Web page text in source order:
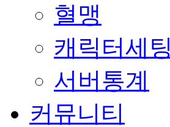
혈맹
캐릭터세팅
서버통계
커뮤니티